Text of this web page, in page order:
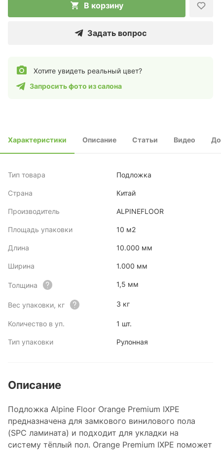
В корзину
Задать вопрос
Хотите увидеть реальный цвет?
Запросить фото из салона
Характеристики Описание Статьи Видео
Тип товара Подложка
Страна Китай
Производитель ALPINEFLOOR
Площадь упаковки 10 м2
Длина 10.000 мм
Ширина 1.000 мм
Толщина 1,5 мм
Вес упаковки, кг 3 кг
Количество в уп. 1 шт.
Тип упаковки Рулонная
Описание
Подложка Alpine Floor Orange Premium IXPE
предназначена для замкового винилового пола
(SPC ламината) и подходит для укладки на
систему тёплый пол. Orange Premium IXPE поможет